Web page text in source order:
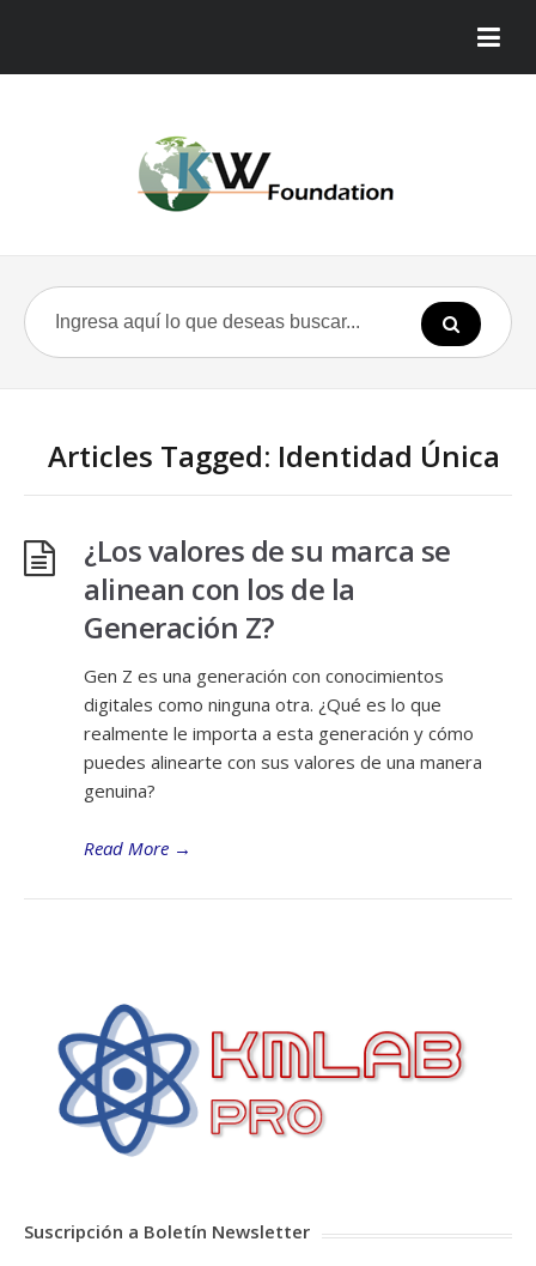
Articles Tagged: Identidad Única
¿Los valores de su marca se
alinean con los de la
Generación Z?
Gen Z es una generación con conocimientos
digitales como ninguna otra. ¿Qué es lo que
realmente le importa a esta generación y cómo
puedes alinearte con sus valores de una manera
genuina?
Read More →
Suscripción a Boletín Newsletter